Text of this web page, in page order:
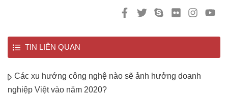
TIN LIÊN QUAN
Các xu hướng công nghệ nào sẽ ảnh hưởng doanh
nghiệp Việt vào năm 2020?